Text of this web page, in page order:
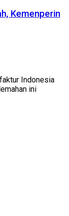
Kemenperin
Indonesia
ini